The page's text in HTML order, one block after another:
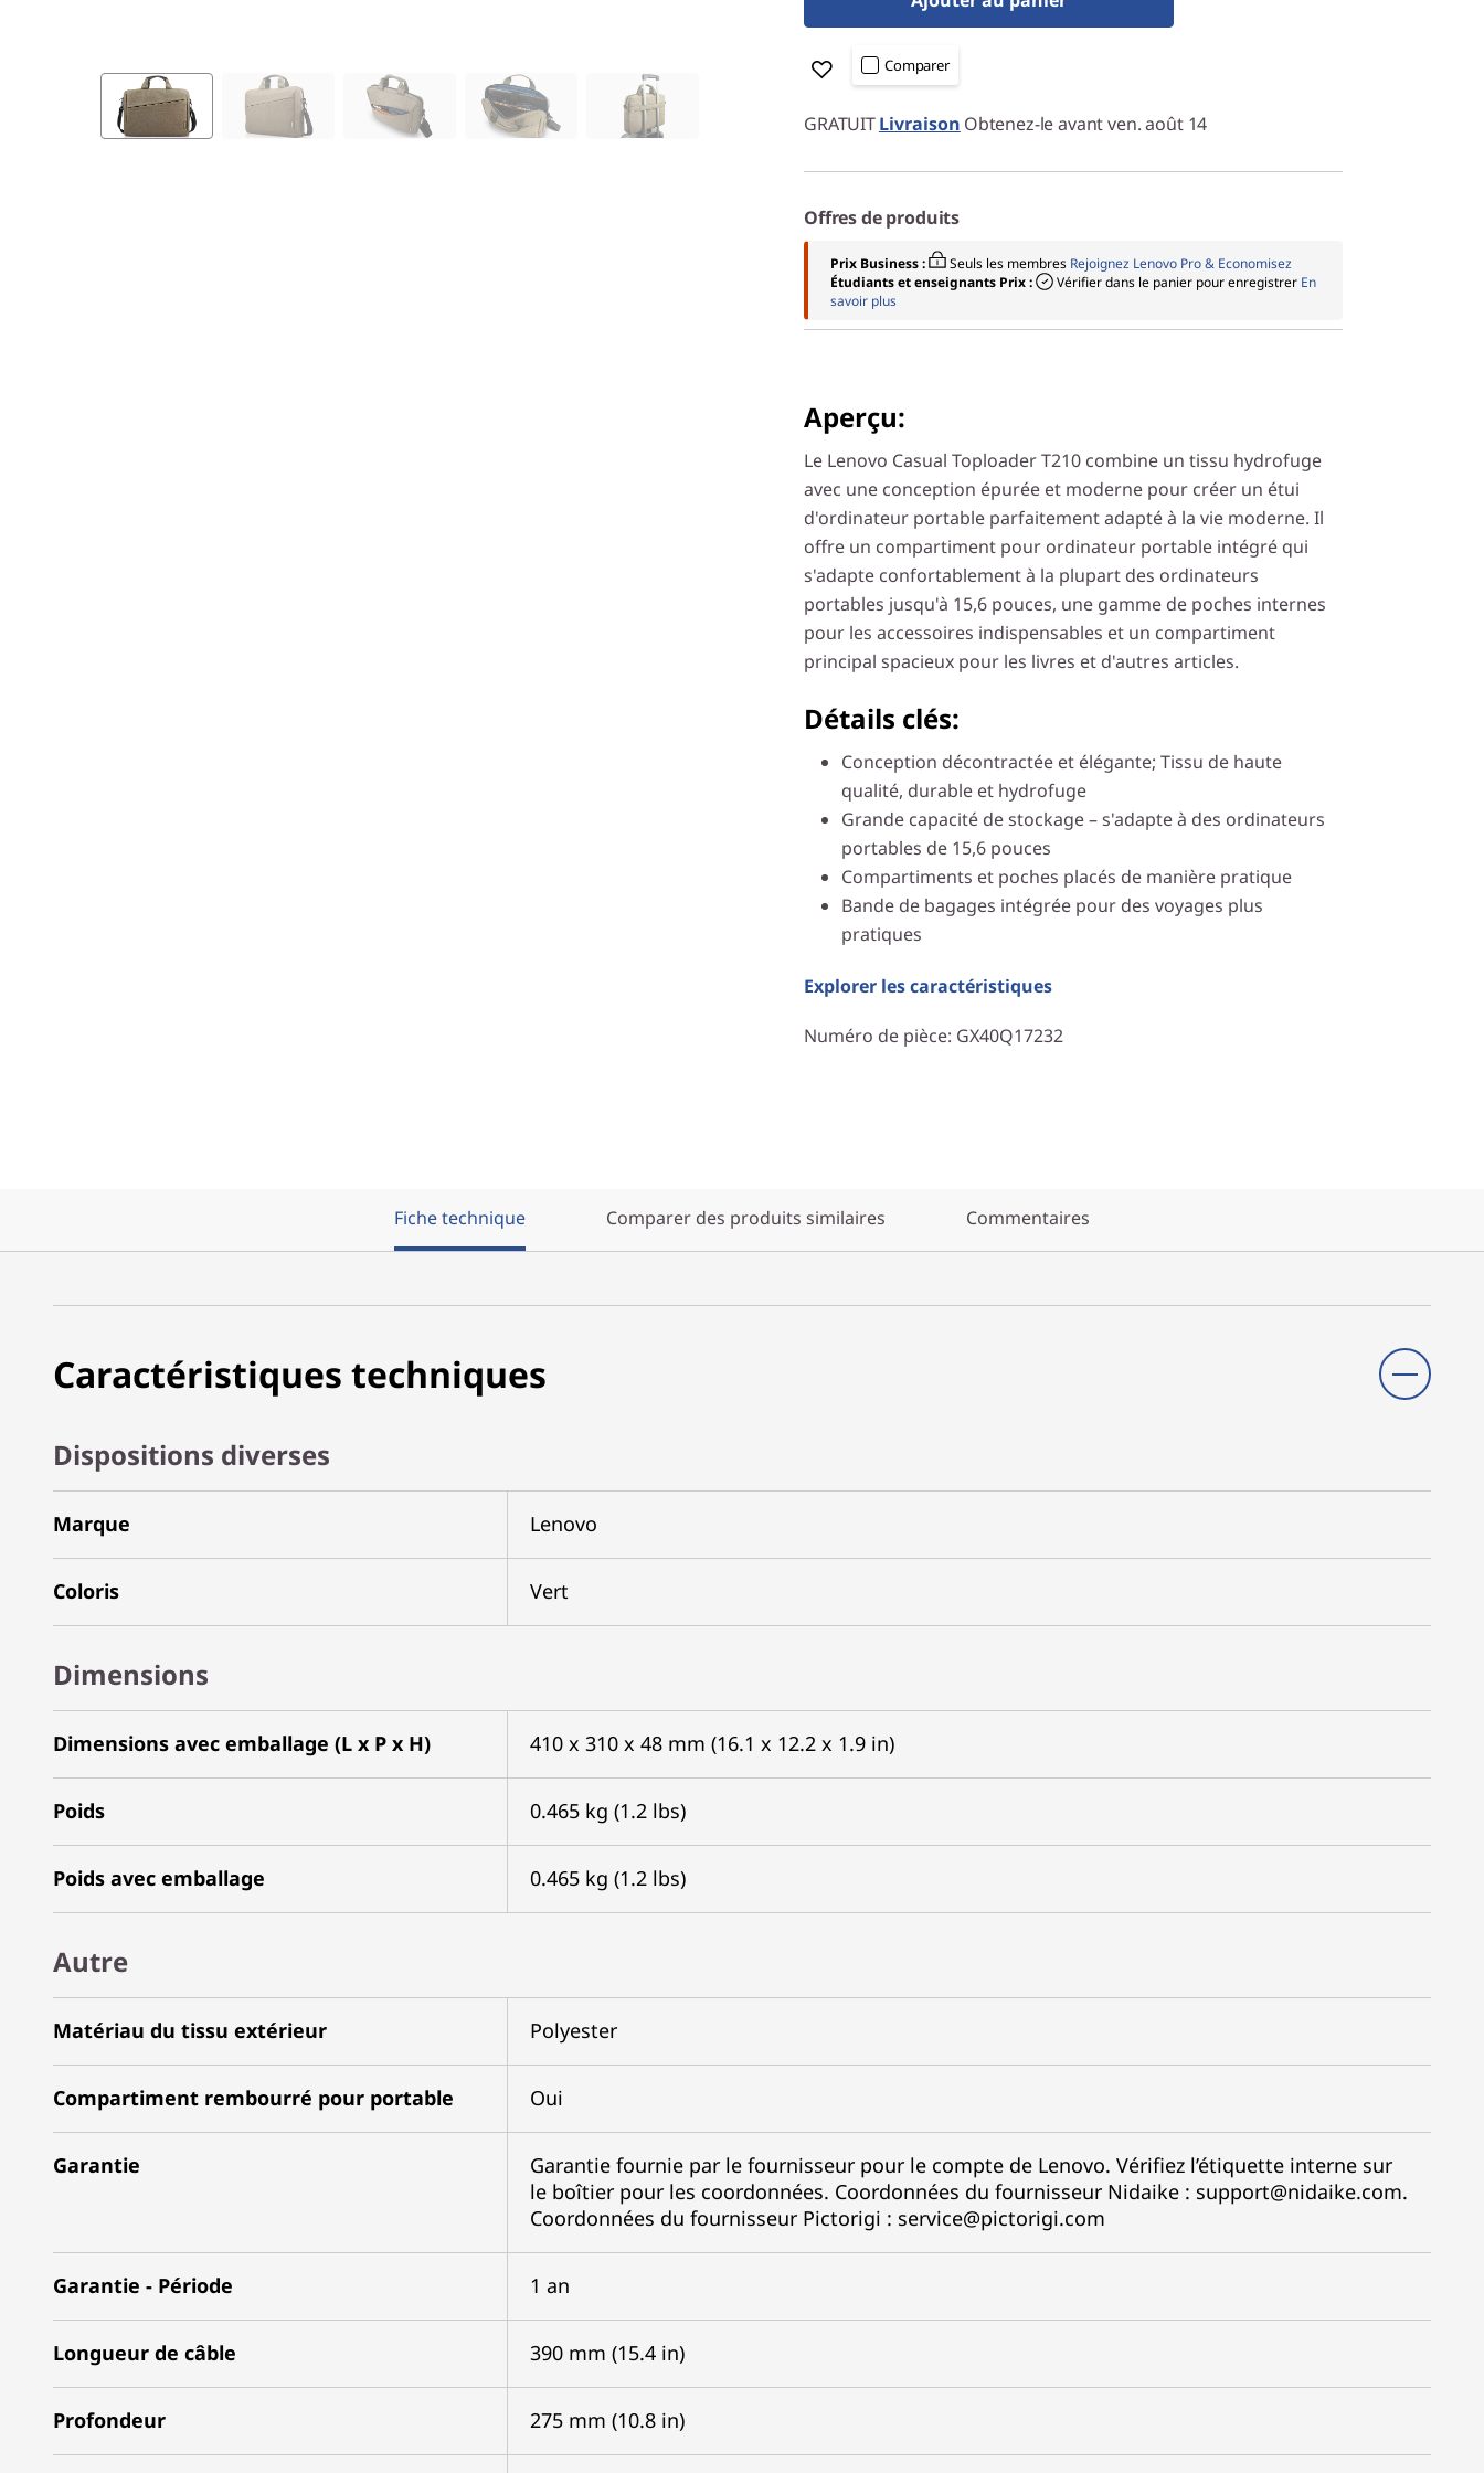
Comparer
GRATUITLivraison Obtenez-le avant ven. août 14
Offres de produits
Prix Business : Seuls les membres Rejoignez Lenovo Pro & Economisez
Étudiants et enseignants Prix :
Vérifier dans le panier pour enregistrer En
savoir plus
Aperçu:
Le Lenovo Casual Toploader T210 combine un tissu hydrofuge
avec une conception épurée et moderne pour créer un étui
d'ordinateur portable parfaitement adapté à la vie moderne. Il
offre un compartiment pour ordinateur portable intégré qui
s'adapte confortablement à la plupart des ordinateurs
portables jusqu'à 15,6 pouces, une gamme de poches internes
pour les accessoires indispensables et un compartiment
principal spacieux pour les livres et d'autres articles.
Détails clés:
Conception décontractée et élégante; Tissu de haute
qualité, durable et hydrofuge
Grande capacité de stockage – s'adapte à des ordinateurs
portables de 15,6 pouces
Compartiments et poches placés de manière pratique
Bande de bagages intégrée pour des voyages plus
pratiques
Explorer les caractéristiques
Numéro de pièce: GX40Q17232
Fiche technique Comparer des produits similaires Commentaires
Caractéristiques techniques
Dispositions diverses
Marque Lenovo
Coloris Vert
Dimensions
Dimensions avec emballage (L x P x H) 410 x 310 x 48 mm (16.1 x 12.2 x 1.9 in)
Poids 0.465 kg (1.2 lbs)
Poids avec emballage 0.465 kg (1.2 lbs)
Autre
Matériau du tissu extérieur Polyester
Compartiment rembourré pour portable Oui
Garantie
Garantie fournie par le fournisseur pour le compte de Lenovo. Vérifiez l’étiquette interne sur
le boîtier pour les coordonnées. Coordonnées du fournisseur Nidaike : support@nidaike.com.
Coordonnées du fournisseur Pictorigi : service@pictorigi.com
Garantie - Période 1 an
Longueur de câble 390 mm (15.4 in)
Profondeur 275 mm (10.8 in)